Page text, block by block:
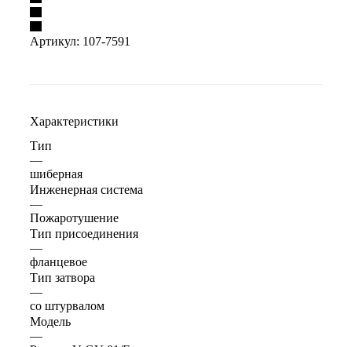
Артикул: 107-7591
Характеристики
Тип
—
шиберная
Инженерная система
—
Пожаротушение
Тип присоединения
—
фланцевое
Тип затвора
—
со штурвалом
Модель
—